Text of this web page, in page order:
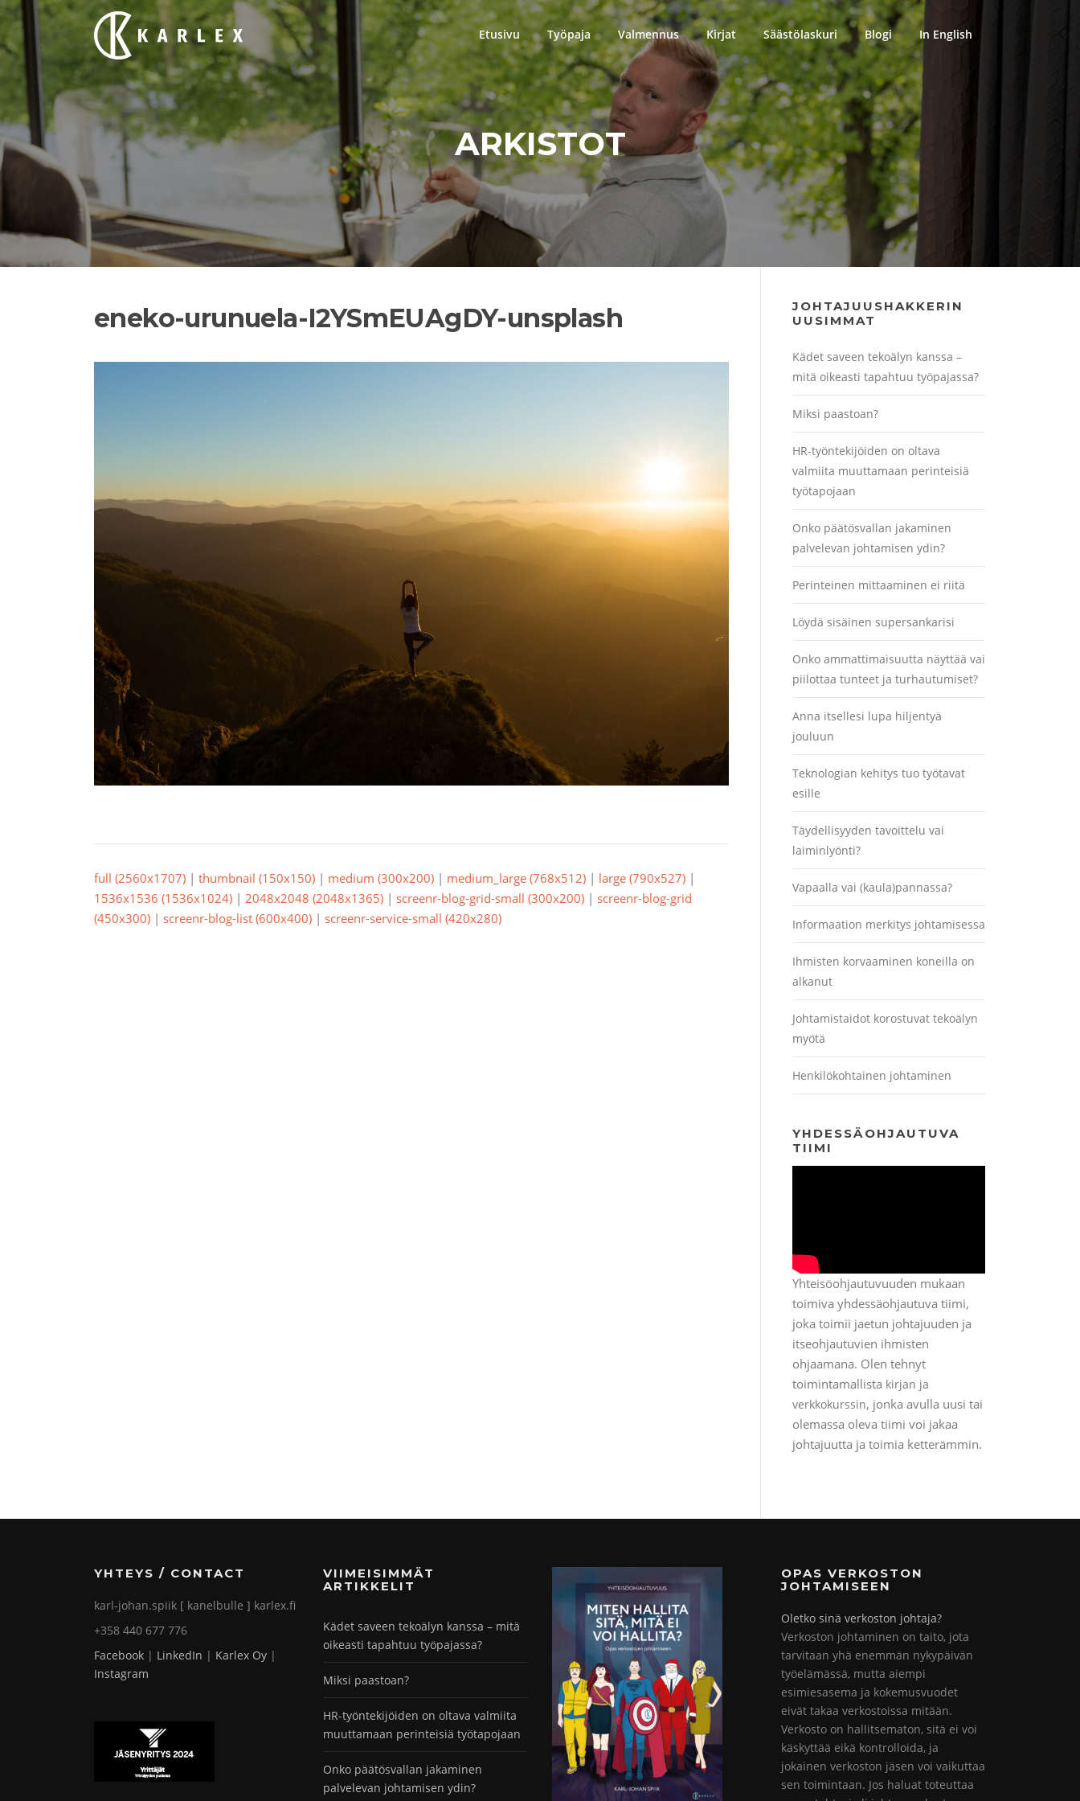
Siirry
suoraan
sisältöön
Etusivu Työpaja Valmennus Kirjat Säästölaskuri Blogi In English
ARKISTOT
eneko-urunuela-I2YSmEUAgDY-unsplash
full (2560x1707) | thumbnail (150x150) | medium (300x200) | medium_large (768x512) | large (790x527) |
1536x1536 (1536x1024) | 2048x2048 (2048x1365) | screenr-blog-grid-small (300x200) | screenr-blog-grid
(450x300) | screenr-blog-list (600x400) | screenr-service-small (420x280)
JOHTAJUUSHAKKERIN
UUSIMMAT
Kädet saveen tekoälyn kanssa –
mitä oikeasti tapahtuu työpajassa?
Miksi paastoan?
HR-työntekijöiden on oltava
valmiita muuttamaan perinteisiä
työtapojaan
Onko päätösvallan jakaminen
palvelevan johtamisen ydin?
Perinteinen mittaaminen ei riitä
Löydä sisäinen supersankarisi
Onko ammattimaisuutta näyttää vai
piilottaa tunteet ja turhautumiset?
Anna itsellesi lupa hiljentyä
jouluun
Teknologian kehitys tuo työtavat
esille
Täydellisyyden tavoittelu vai
laiminlyönti?
Vapaalla vai (kaula)pannassa?
Informaation merkitys johtamisessa
Ihmisten korvaaminen koneilla on
alkanut
Johtamistaidot korostuvat tekoälyn
myötä
Henkilökohtainen johtaminen
YHDESSÄOHJAUTUVA
TIIMI
Yhteisöohjautuvuuden mukaan
toimiva yhdessäohjautuva tiimi,
joka toimii jaetun johtajuuden ja
itseohjautuvien ihmisten
ohjaamana. Olen tehnyt
toimintamallista kirjan ja
verkkokurssin, jonka avulla uusi tai
olemassa oleva tiimi voi jakaa
johtajuutta ja toimia ketterämmin.
YHTEYS / CONTACT
karl-johan.spiik [ kanelbulle ] karlex.fi
+358 440 677 776
Facebook | LinkedIn | Karlex Oy |
Instagram
VIIMEISIMMÄT
ARTIKKELIT
Kädet saveen tekoälyn kanssa – mitä
oikeasti tapahtuu työpajassa?
Miksi paastoan?
HR-työntekijöiden on oltava valmiita
muuttamaan perinteisiä työtapojaan
Onko päätösvallan jakaminen
palvelevan johtamisen ydin?
OPAS VERKOSTON
JOHTAMISEEN
Oletko sinä verkoston johtaja?
Verkoston johtaminen on taito, jota
tarvitaan yhä enemmän nykypäivän
työelämässä, mutta aiempi
esimiesasema ja kokemusvuodet
eivät takaa verkostoissa mitään.
Verkosto on hallitsematon, sitä ei voi
käskyttää eikä kontrolloida, ja
jokainen verkoston jäsen voi vaikuttaa
sen toimintaan. Jos haluat toteuttaa